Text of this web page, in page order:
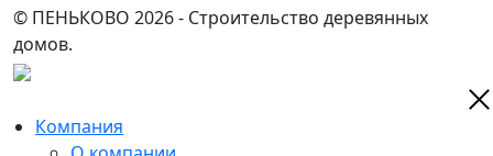
© ПЕНЬКОВО 2026- Строительство деревянных
домов.
Компания